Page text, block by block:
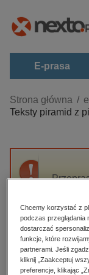
E-prasa
Kategorie
Zobacz
darmowe
edukacja
hobby,
komputery,
Strona główna
Teksty piramid z
High-contrast mode
Polecane
Chcemy korzystać z
podczas przeglądania
dostarczać
funkcje, które
partnerami. Jeśli
kliknij „Zaakceptuj
preferencje, klikając